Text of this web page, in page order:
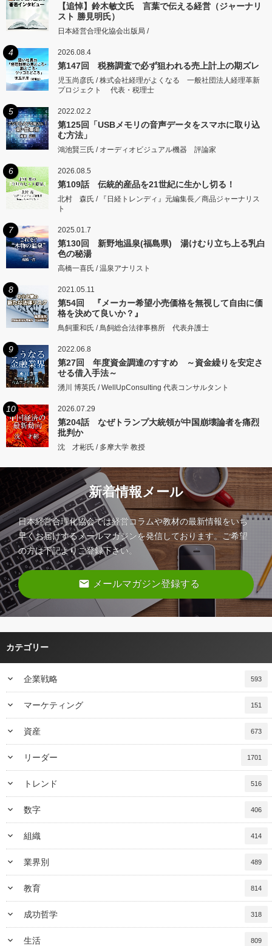
【追悼】鈴木敏文氏 言葉で伝える経営（ジャーナリ
スト 勝見明氏）
日本経営合理化協会出版局 /
4 2026.08.4
第147回 税務調査で必ず狙われる売上計上の期ズレ
児玉尚彦氏 / 株式会社経理がよくなる 一般社団法人経理革新
プロジェクト 代表・税理士
5 2022.02.2
第125回「USBメモリの音声データをスマホに取り込
む方法」
鴻池賢三氏 / オーディオビジュアル機器 評論家
6 2026.08.5
第109話 伝統的産品を21世紀に生かし切る！
北村 森氏 / 『日経トレンディ』元編集長／商品ジャーナリス
ト
7 2025.01.7
第130回 新野地温泉(福島県) 湯けむり立ち上る乳白
色の秘湯
高橋一喜氏 / 温泉アナリスト
8 2021.05.11
第54回 『メーカー希望小売価格を無視して自由に価
格を決めて良いか？』
鳥飼重和氏 / 鳥飼総合法律事務所 代表弁護士
9 2022.06.8
第27回 年度資金調達のすすめ ～資金繰りを安定さ
せる借入手法～
湧川 博英氏 / WellUpConsulting 代表コンサルタント
10 2026.07.29
第204話 なぜトランプ大統領が中国崩壊論者を痛烈
批判か
沈 才彬氏 / 多摩大学 教授
新着情報メール
日本経営合理化協会では経営コラムや教材の最新情報をいち
早くお届けするメールマガジンを発信しております。ご希望
の方は下記よりご登録下さい。
email メールマガジン登録する
カテゴリー
keyboard_arrow_down 企業戦略 593
keyboard_arrow_down マーケティング 151
keyboard_arrow_down 資産 673
keyboard_arrow_down リーダー 1701
keyboard_arrow_down トレンド 516
keyboard_arrow_down 数字 406
keyboard_arrow_down 組織 414
keyboard_arrow_down 業界別 489
keyboard_arrow_down 教育 814
keyboard_arrow_down 成功哲学 318
keyboard_arrow_down 生活 809